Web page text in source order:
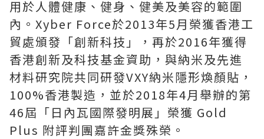
用於人體健康、健身、健美及美容的範圍
內。Xyber Force於2013年5月榮獲香港工
貿處頒發「創新科技」，再於2016年獲得
香港創新及科技基金資助，與納米及先進
材料研究院共同研發VXY納米隱形煥顏貼，
100%香港製造，並於2018年4月舉辦的第
46屆「日內瓦國際發明展」榮獲 Gold
Plus 附評判團嘉許金獎殊榮。